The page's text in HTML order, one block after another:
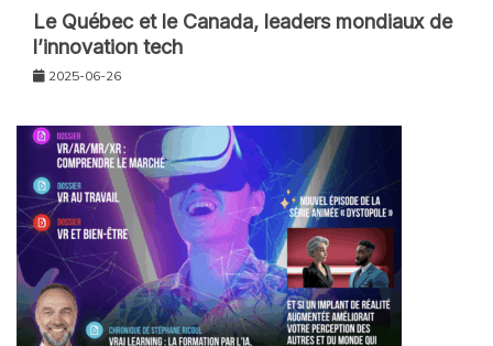
Le Québec et le Canada, leaders mondiaux de
l’innovation tech
2025-06-26